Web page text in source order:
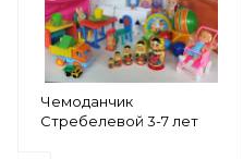
Чемоданчик
Стребелевой 3-7 лет